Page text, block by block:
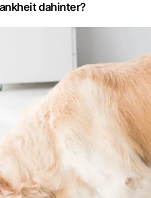
dahinter?